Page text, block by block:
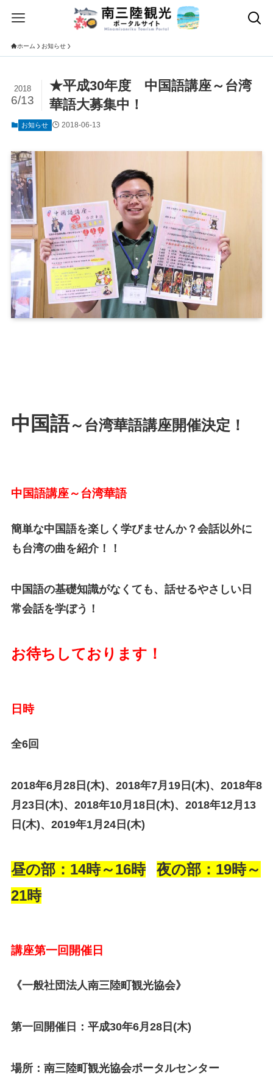
ホーム お知らせ
★平成30年度 中国語講座～台湾
華語大募集中！
2018
6/13
お知らせ 2018-06-13
中国語～台湾華語講座開催決定！
中国語講座～台湾華語
簡単な中国語を楽しく学びませんか？会話以外に
も台湾の曲を紹介！！
中国語の基礎知識がなくても、話せるやさしい日
常会話を学ぼう！
お待ちしており ます！
日時
全6回
2018年6月28日(木)、2018年7月19日(木)、2018年8
月23日(木)、2018年10月18日(木)、2018年12月13
日(木)、2019年1月24日(木)
昼の部：14時～16時
夜の部：19時～
21時
講座第一回開催日
《一般社団法人南三陸町観光協会》
第一回開催日：平成30年6月28日(木)
場所：南三陸町観光協会ポータルセンター